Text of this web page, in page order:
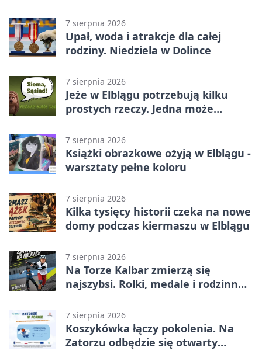
7 sierpnia 2026
Upał, woda i atrakcje dla całej
rodziny. Niedziela w Dolince
7 sierpnia 2026
Jeże w Elblągu potrzebują kilku
prostych rzeczy. Jedna może
7 sierpnia 2026
Książki obrazkowe ożyją w Elblągu -
warsztaty pełne koloru
7 sierpnia 2026
Kilka tysięcy historii czeka na nowe
domy podczas kiermaszu w Elblągu
7 sierpnia 2026
Na Torze Kalbar zmierzą się
najszybsi. Rolki, medale i rodzinna
7 sierpnia 2026
Koszykówka łączy pokolenia. Na
Zatorzu odbędzie się otwarty